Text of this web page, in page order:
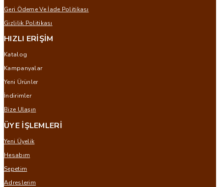
Geri Ödeme Ve İade Politikası
Gizlilik Politikası
HIZLI ERİŞİM
Katalog
Kampanyalar
Yeni Ürünler
İndirimler
Bize Ulaşın
ÜYE İŞLEMLERİ
Yeni Üyelik
Hesabım
Sepetim
Adreslerim